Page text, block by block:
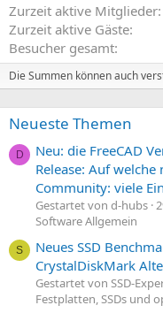
Zurzeit aktive Mitglieder
Zurzeit aktive Gäste
Besucher gesamt
Die Summen können auch
Neueste Themen
D
Neu: die FreeCAD
Release: Auf
Community: viele
Gestartet von d-hubs
Software Allgemein
S
Neues SSD
CrystalDiskMark
Gestartet von SSD-
Festplatten, SSDs und